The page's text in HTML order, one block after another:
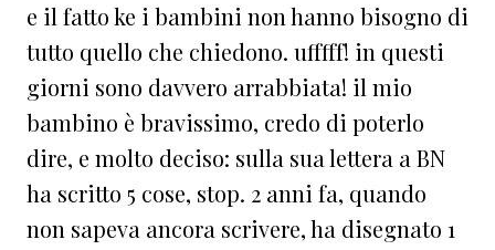
e il fatto ke i bambini non hanno bisogno di
tutto quello che chiedono. ufffff! in questi
giorni sono davvero arrabbiata! il mio
bambino è bravissimo, credo di poterlo
dire, e molto deciso: sulla sua lettera a BN
ha scritto 5 cose, stop. 2 anni fa, quando
non sapeva ancora scrivere, ha disegnato 1